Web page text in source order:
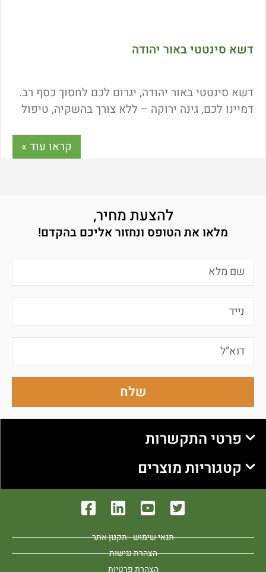
דשא סינטטי באור יהודה
דשא סינטטי באור יהודה, יגרום לכם לחסוך כסף רב.
דמיינו לכם, גינה ירוקה – ללא צורך בהשקיה, טיפול
לאורך שנים ובמראה טבעי. רוצים גם? כל המידע פה.
קראו עוד »
להצעת מחיר,
מלאו את הטופס ונחזור אליכם בהקדם!
שלח
פרטי התקשרות
קטגוריות מוצרים
תנאי שימוש - תקנון אתר
הצהרת נגישות
הצהרת פרטיות